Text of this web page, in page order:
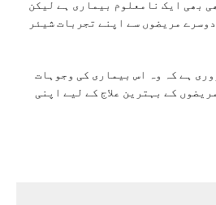
بھی ایک نامعلوم بیماری ہے لیکن
مریضوں سے اپنے تجربات شیئر
ہے کہ وہ اس بیماری کی وجوہات
کے بہترین علاج کے لیے اپنی